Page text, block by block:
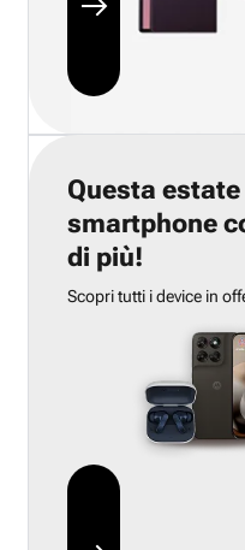
Questa
smartphone
di più!
Scopri tutti i device in